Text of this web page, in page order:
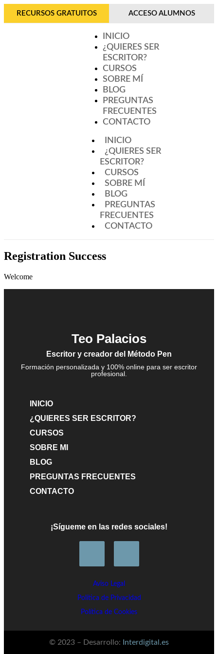
RECURSOS GRATUITOS ACCESO ALUMNOS
INICIO
¿QUIERES SER
ESCRITOR?
CURSOS
SOBRE MÍ
BLOG
PREGUNTAS
FRECUENTES
CONTACTO
INICIO
¿QUIERES SER
ESCRITOR?
CURSOS
SOBRE MÍ
BLOG
PREGUNTAS
FRECUENTES
CONTACTO
Registration Success
Welcome
Teo Palacios
Escritor y creador del Método Pen
Formación personalizada y 100% online para ser escritor
profesional.
INICIO
¿QUIERES SER ESCRITOR?
CURSOS
SOBRE MI
BLOG
PREGUNTAS FRECUENTES
CONTACTO
¡Sígueme en las redes sociales!
Aviso Legal
Política de Privacidad
Política de Cookies
© 2023 – Desarrollo: Interdigital.es